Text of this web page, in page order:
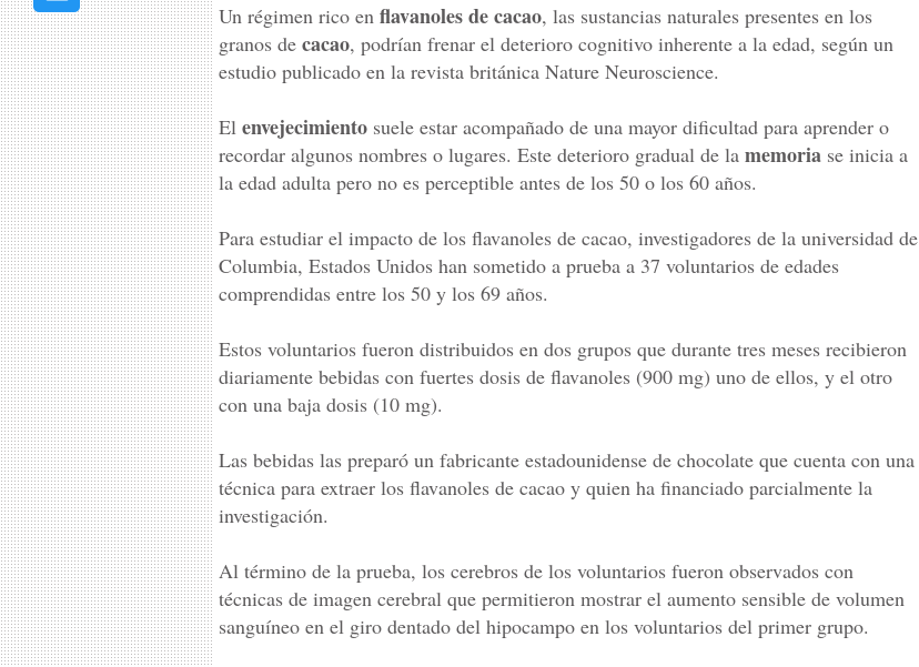
Un régimen rico en flavanoles de cacao, las sustancias naturales presentes en los
granos de cacao, podrían frenar el deterioro cognitivo inherente a la edad, según un
estudio publicado en la revista británica Nature Neuroscience.
El envejecimiento suele estar acompañado de una mayor dificultad para aprender o
recordar algunos nombres o lugares. Este deterioro gradual de la memoria se inicia a
la edad adulta pero no es perceptible antes de los 50 o los 60 años.
Para estudiar el impacto de los flavanoles de cacao, investigadores de la universidad de
Columbia, Estados Unidos han sometido a prueba a 37 voluntarios de edades
comprendidas entre los 50 y los 69 años.
Estos voluntarios fueron distribuidos en dos grupos que durante tres meses recibieron
diariamente bebidas con fuertes dosis de flavanoles (900 mg) uno de ellos, y el otro
con una baja dosis (10 mg).
Las bebidas las preparó un fabricante estadounidense de chocolate que cuenta con una
técnica para extraer los flavanoles de cacao y quien ha financiado parcialmente la
investigación.
Al término de la prueba, los cerebros de los voluntarios fueron observados con
técnicas de imagen cerebral que permitieron mostrar el aumento sensible de volumen
sanguíneo en el giro dentado del hipocampo en los voluntarios del primer grupo.